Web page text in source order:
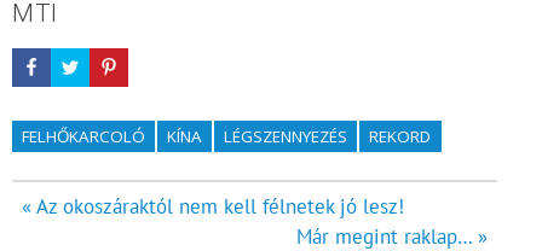
MTI
FELHŐKARCOLÓ KÍNA LÉGSZENNYEZÉS REKORD
Bejegyzés
« Az okoszáraktól nem kell félnetek jó lesz!
Már megint raklap… »